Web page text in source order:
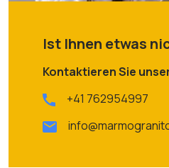
Ist Ihnen etwas
Kontaktieren Sie
+41 762954997